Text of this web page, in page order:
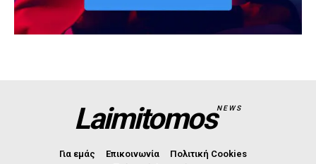
LaimitomosNEWS
Για εμάς Επικοινωνία
Πολιτική Cookies